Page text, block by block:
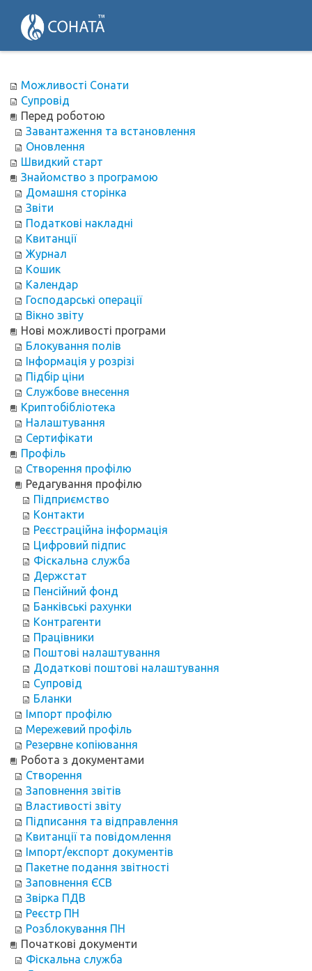
Можливості Сонати
Супровід
Перед роботою
Завантаження та встановлення
Оновлення
Швидкий старт
Знайомство з програмою
Домашня сторінка
Звіти
Податкові накладні
Квитанції
Журнал
Кошик
Календар
Господарські операції
Вікно звіту
Нові можливості програми
Блокування полів
Інформація у розрізі
Підбір ціни
Службове внесення
Криптобібліотека
Налаштування
Сертифікати
Профіль
Створення профілю
Редагування профілю
Підприємство
Контакти
Реєстраційна інформація
Цифровий підпис
Фіскальна служба
Держстат
Пенсійний фонд
Банківські рахунки
Контрагенти
Працівники
Поштові налаштування
Додаткові поштові налаштування
Супровід
Бланки
Імпорт профілю
Мережевий профіль
Резервне копіювання
Робота з документами
Створення
Заповнення звітів
Властивості звіту
Підписання та відправлення
Квитанції та повідомлення
Імпорт/експорт документів
Пакетне подання звітності
Заповнення ЄСВ
Звірка ПДВ
Реєстр ПН
Розблокування ПН
Початкові документи
Фіскальна служба